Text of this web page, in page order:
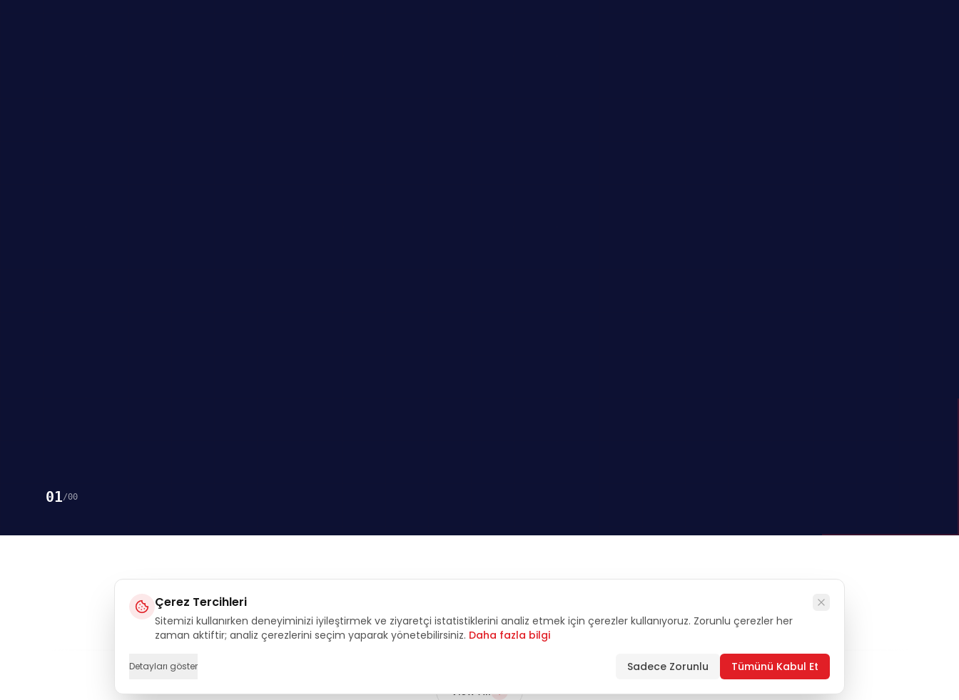
01/00
Executive Interviews & Analysis
View All
Çerez Tercihleri
Sitemizi kullanırken deneyiminizi iyileştirmek ve ziyaretçi istatistiklerini analiz etmek için çerezler kullanıyoruz. Zorunlu çerezler her
zaman aktiftir; analiz çerezlerini seçim yaparak yönetebilirsiniz. Daha fazla bilgi
Detayları göster Sadece Zorunlu Tümünü Kabul Et